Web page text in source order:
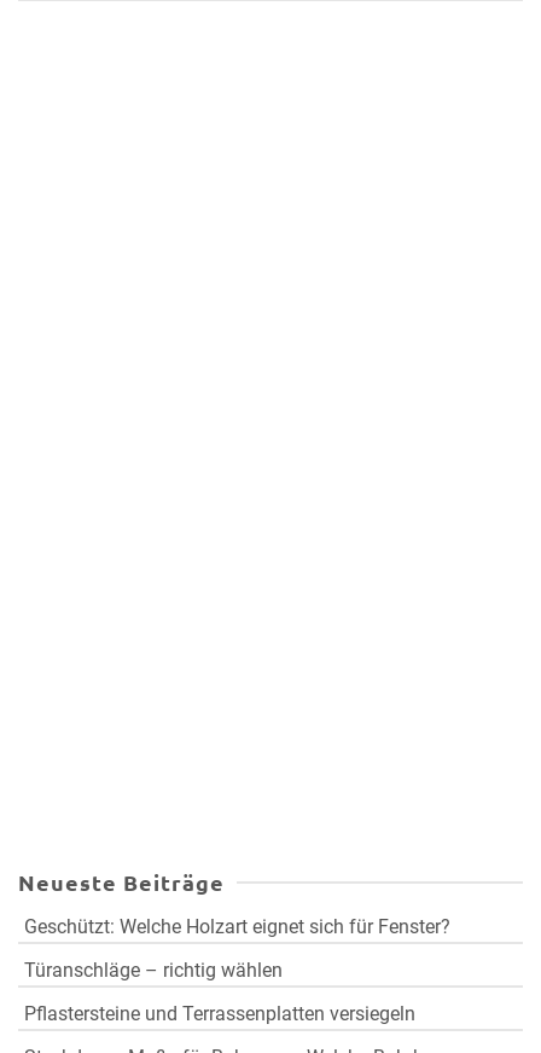
Neueste Beiträge
Geschützt: Welche Holzart eignet sich für Fenster?
Türanschläge – richtig wählen
Pflastersteine und Terrassenplatten versiegeln